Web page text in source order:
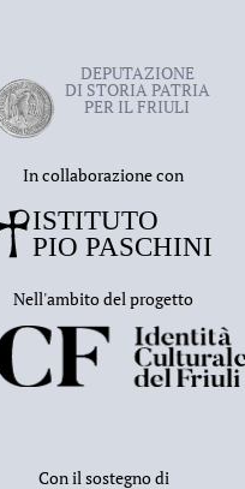
DEPUTAZIONE
DI STORIA PATRIA
PER IL FRIULI
In collaborazione con
Nell'ambito del progetto
Con il sostegno di